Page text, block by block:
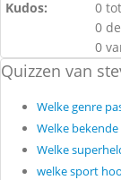
Kudos:
0
0
0
Quizzen van
Welke genre
Welke
Welke
welke sport